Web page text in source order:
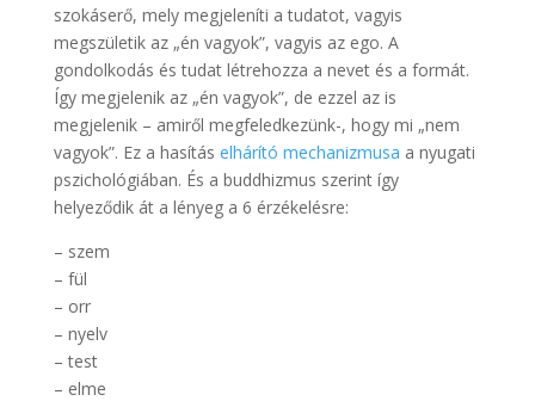
szokáserő, mely megjeleníti a tudatot, vagyis
megszületik az „én vagyok”, vagyis az ego. A
gondolkodás és tudat létrehozza a nevet és a formát.
Így megjelenik az „én vagyok”, de ezzel az is
megjelenik – amiről megfeledkezünk-, hogy mi „nem
vagyok”. Ez a hasítás elhárító mechanizmusa a nyugati
pszichológiában. És a buddhizmus szerint így
helyeződik át a lényeg a 6 érzékelésre:
– szem
– fül
– orr
– nyelv
– test
– elme